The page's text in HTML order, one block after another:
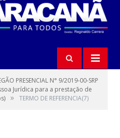
PRESENCIAL N° 9/2019-00-SRP
Jurídica para a prestação de
» TERMO DE REFERENCIA(7)